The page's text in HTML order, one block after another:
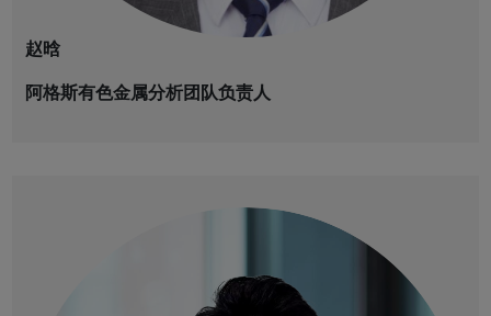
赵晗
阿格斯有色金属分析团队负责人